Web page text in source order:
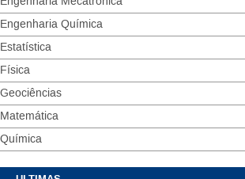
Engenharia Química
Estatística
Física
Geociências
Matemática
Química